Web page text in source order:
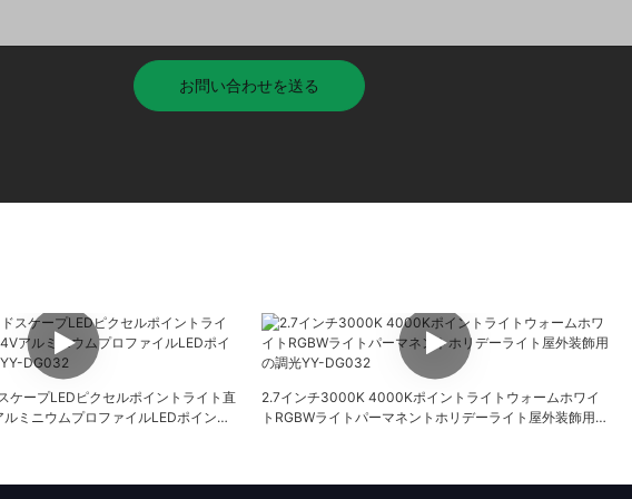
お問い合わせを送る
ケープLEDピクセルポイントライト直
ミニウムプロファイルLEDポイント
2.7インチ3000K 4000Kポイントライトウォームホワイ
トRGBWライトパーマネントホリデーライト屋外装飾用の